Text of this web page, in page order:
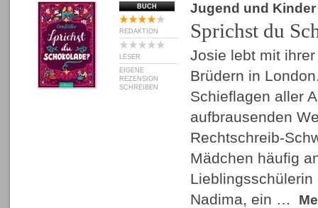
BUCH
REDAKTION
LESER
EIGENE
REZENSION
SCHREIBEN
Jugend und Kinder
Sprichst du
Josie lebt mit
Brüdern in
Schieflagen aller
aufbrausenden
Rechtschreib-
Mädchen häufig
Nadima, ein …